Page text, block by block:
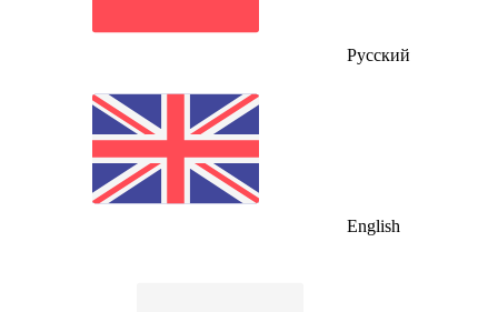
Русский
English